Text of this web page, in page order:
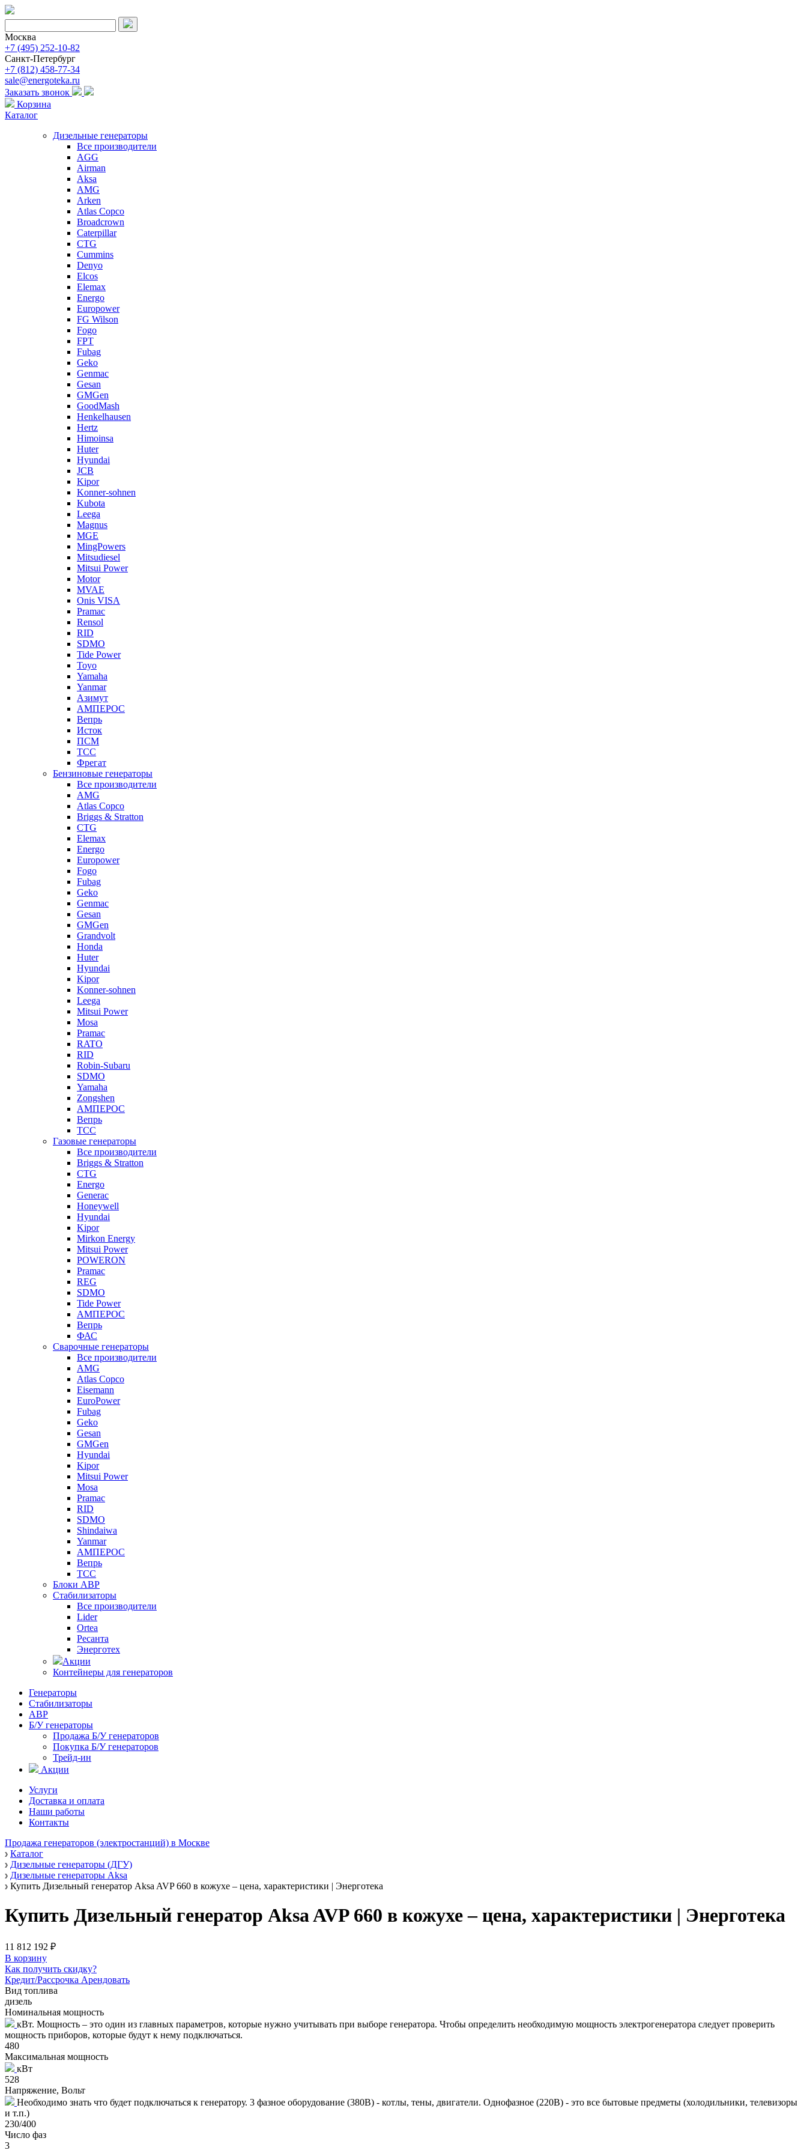
Москва
+7 (495) 252-10-82
Санкт-Петербург
+7 (812) 458-77-34
sale@energoteka.ru
Заказать звонок
Корзина
Каталог
Дизельные генераторы
Все производители
AGG
Airman
Aksa
AMG
Arken
Atlas Copco
Broadcrown
Caterpillar
CTG
Cummins
Denyo
Elcos
Elemax
Energo
Europower
FG Wilson
Fogo
FPT
Fubag
Geko
Genmac
Gesan
GMGen
GoodMash
Henkelhausen
Hertz
Himoinsa
Huter
Hyundai
JCB
Kipor
Konner-sohnen
Kubota
Leega
Magnus
MGE
MingPowers
Mitsudiesel
Mitsui Power
Motor
MVAE
Onis VISA
Pramac
Rensol
RID
SDMO
Tide Power
Toyo
Yamaha
Yanmar
Азимут
АМПЕРОС
Вепрь
Исток
ПСМ
ТСС
Фрегат
Бензиновые генераторы
Все производители
AMG
Atlas Copco
Briggs & Stratton
CTG
Elemax
Energo
Europower
Fogo
Fubag
Geko
Genmac
Gesan
GMGen
Grandvolt
Honda
Huter
Hyundai
Kipor
Konner-sohnen
Leega
Mitsui Power
Mosa
Pramac
RATO
RID
Robin-Subaru
SDMO
Yamaha
Zongshen
АМПЕРОС
Вепрь
ТСС
Газовые генераторы
Все производители
Briggs & Stratton
CTG
Energo
Generac
Honeywell
Hyundai
Kipor
Mirkon Energy
Mitsui Power
POWERON
Pramac
REG
SDMO
Tide Power
АМПЕРОС
Вепрь
ФАС
Сварочные генераторы
Все производители
AMG
Atlas Copco
Eisemann
EuroPower
Fubag
Geko
Gesan
GMGen
Hyundai
Kipor
Mitsui Power
Mosa
Pramac
RID
SDMO
Shindaiwa
Yanmar
АМПЕРОС
Вепрь
ТСС
Блоки АВР
Стабилизаторы
Все производители
Lider
Ortea
Ресанта
Энерготех
Акции
Контейнеры для генераторов
Генераторы
Стабилизаторы
АВР
Б/У генераторы
Продажа Б/У генераторов
Покупка Б/У генераторов
Трейд-ин
Акции
Услуги
Доставка и оплата
Наши работы
Контакты
Продажа генераторов (электростанций) в Москве
Каталог
Дизельные генераторы (ДГУ)
Дизельные генераторы Aksa
Купить Дизельный генератор Aksa AVP 660 в кожухе – цена, характеристики | Энерготека
Купить Дизельный генератор Aksa AVP 660 в кожухе – цена, характеристики | Энерготека
11 812 192 ₽
В корзину
Как получить скидку?
Кредит/Рассрочка Арендовать
Вид топлива
дизель
Номинальная мощность
кВт. Мощность – это один из главных параметров, которые нужно учитывать при выборе генератора. Чтобы определить необходимую мощность электрогенератора следует проверить
мощность приборов, которые будут к нему подключаться.
480
Максимальная мощность
кВт
528
Напряжение, Вольт
Необходимо знать что будет подключаться к генератору. 3 фазное оборудование (380В) - котлы, тены, двигатели. Однофазное (220В) - это все бытовые предметы (холодильники, телевизоры
и т.п.)
230/400
Число фаз
3